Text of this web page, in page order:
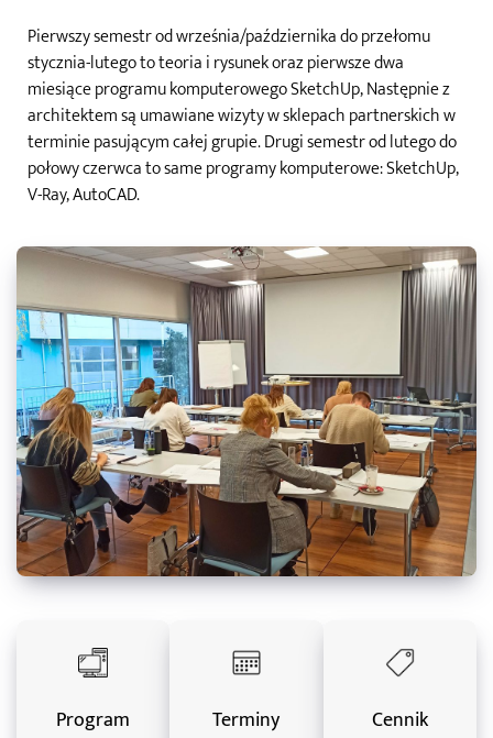
Pierwszy semestr od września/października do przełomu
stycznia-lutego to teoria i rysunek oraz pierwsze dwa
miesiące programu komputerowego SketchUp, Następnie z
architektem są umawiane wizyty w sklepach partnerskich w
terminie pasującym całej grupie. Drugi semestr od lutego do
połowy czerwca to same programy komputerowe: SketchUp,
V-Ray, AutoCAD.
Program Terminy Cennik